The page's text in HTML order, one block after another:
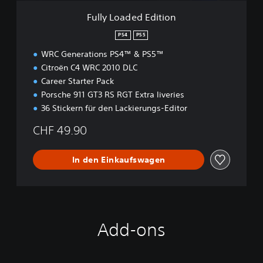
Fully Loaded Edition
PS4 PS5
WRC Generations PS4™ & PS5™
Citroën C4 WRC 2010 DLC
Career Starter Pack
Porsche 911 GT3 RS RGT Extra liveries
36 Stickern für den Lackierungs-Editor
CHF 49.90
In den Einkaufswagen
Add-ons